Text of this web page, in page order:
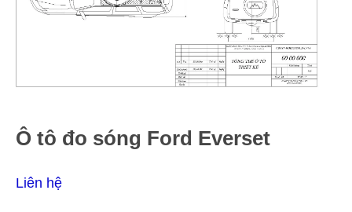
Ô tô đo sóng Ford Everset
Liên hệ